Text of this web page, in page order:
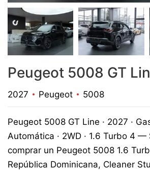
Peugeot 5008 GT
2027 Peugeot 5008
Peugeot 5008 GT Line · 2027 ·
Automática · 2WD · 1.6 Turbo 4 —
comprar un Peugeot 5008 1.6
República Dominicana, Cleaner